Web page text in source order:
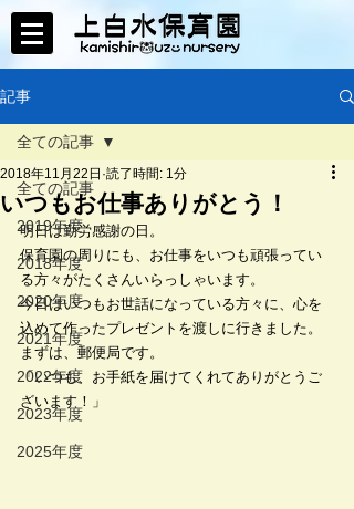
記事
全ての記事
2019年度
2018年度
2020年度
2021年度
2022年度
2023年度
2025年度
全ての記事
いつもお仕事ありがとう！
2018年11月22日 読了時間: 1分
明日は勤労感謝の日。
保育園の周りにも、お仕事をいつも頑張ってい
る方々がたくさんいらっしゃいます。
今日はいつもお世話になっている方々に、心を
込めて作ったプレゼントを渡しに行きました。
まずは、郵便局です。
「いつも、お手紙を届けてくれてありがとうご
ざいます！」